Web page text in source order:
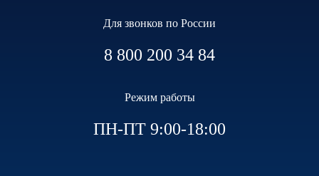
Для звонков по России
8 800 200 34 84
Режим работы
ПН-ПТ 9:00-18:00